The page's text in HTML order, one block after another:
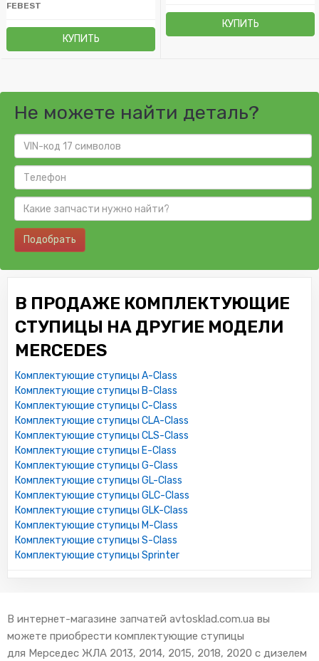
FEBEST
КУПИТЬ
КУПИТЬ
Не можете найти деталь?
Подобрать
В ПРОДАЖЕ КОМПЛЕКТУЮЩИЕ
СТУПИЦЫ НА ДРУГИЕ МОДЕЛИ
MERCEDES
Комплектующие ступицы A-Class
Комплектующие ступицы B-Class
Комплектующие ступицы C-Class
Комплектующие ступицы CLA-Class
Комплектующие ступицы CLS-Class
Комплектующие ступицы E-Class
Комплектующие ступицы G-Class
Комплектующие ступицы GL-Class
Комплектующие ступицы GLC-Class
Комплектующие ступицы GLK-Class
Комплектующие ступицы M-Class
Комплектующие ступицы S-Class
Комплектующие ступицы Sprinter
В интернет-магазине запчатей avtosklad.com.ua вы
можете приобрести комплектующие ступицы
для Мерседес ЖЛА 2013, 2014, 2015, 2018, 2020 с дизелем